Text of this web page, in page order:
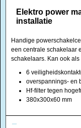
Elektro power
installatie
Handige
een centrale schakelaar
schakelaars. Kan ook
6
overspannings- en
Hf-filter tegen
380x300x60 mm